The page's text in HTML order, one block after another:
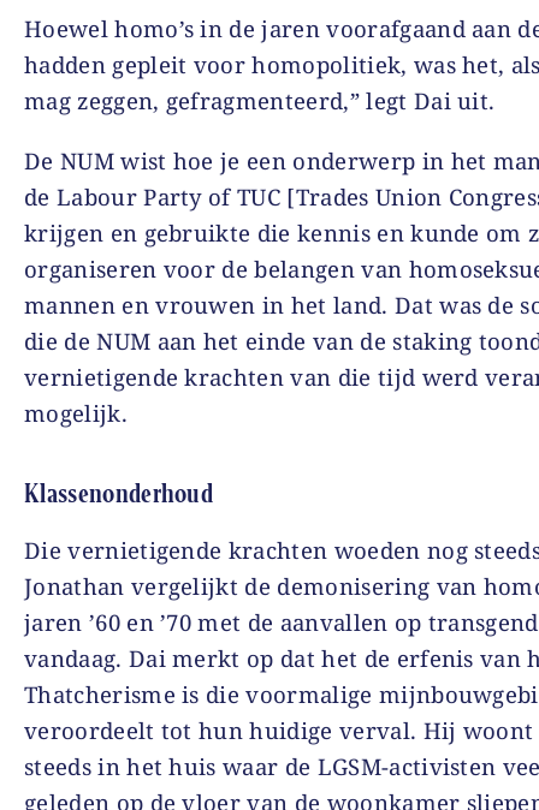
Hoewel homo’s in de jaren voorafgaand aan
hadden gepleit voor homopolitiek, was het,
mag zeggen, gefragmenteerd,” legt Dai uit.
De NUM wist hoe je een onderwerp in het
de Labour Party of TUC [Trades Union
krijgen en gebruikte die kennis en kunde om
organiseren voor de belangen van
mannen en vrouwen in het land. Dat was de
die de NUM aan het einde van de staking
vernietigende krachten van die tijd werd
mogelijk.
Klassenonderhoud
Die vernietigende krachten woeden nog
Jonathan vergelijkt de demonisering van
jaren ’60 en ’70 met de aanvallen op
vandaag. Dai merkt op dat het de erfenis van
Thatcherisme is die voormalige
veroordeelt tot hun huidige verval. Hij woont
steeds in het huis waar de LGSM-activisten
geleden op de vloer van de woonkamer